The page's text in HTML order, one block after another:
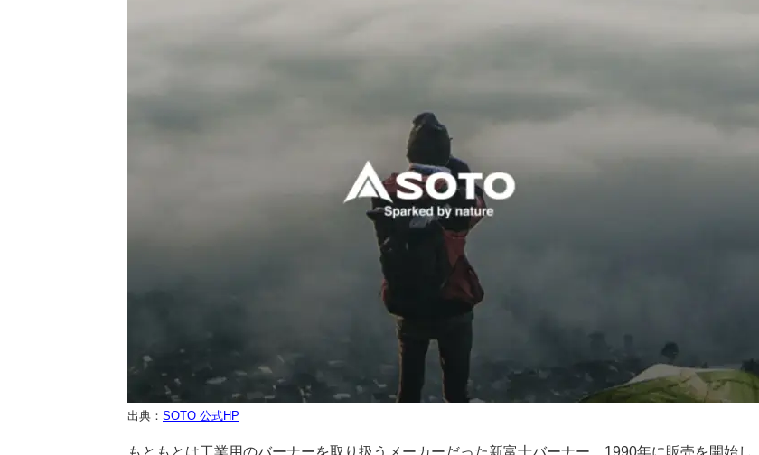
出典： SOTO 公式HP
もともとは工業用のバーナーを取り扱うメーカーだった新富士バーナー。1990年に販売を開始し